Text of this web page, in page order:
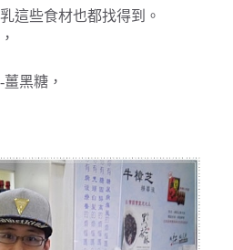
這些食材也都找得到。
黑糖，